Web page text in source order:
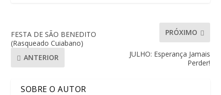
FESTA DE SÃO BENEDITO
(Rasqueado Cuiabano)
ANTERIOR
PRÓXIMO
JULHO: Esperança Jamais
Perder!
SOBRE O AUTOR